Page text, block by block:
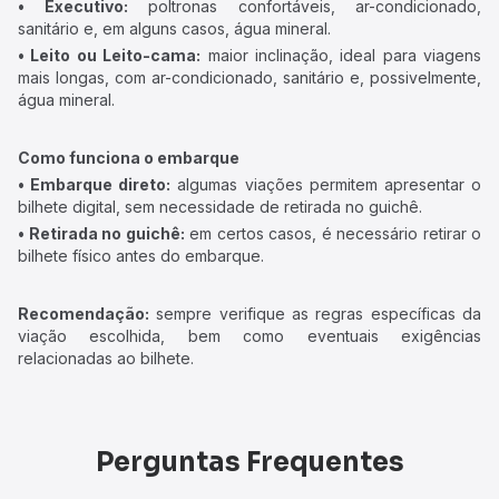
• Executivo: poltronas confortáveis, ar-condicionado,
sanitário e, em alguns casos, água mineral.
• Leito ou Leito-cama: maior inclinação, ideal para viagens
mais longas, com ar-condicionado, sanitário e, possivelmente,
água mineral.
Como funciona o embarque
• Embarque direto: algumas viações permitem apresentar o
bilhete digital, sem necessidade de retirada no guichê.
• Retirada no guichê: em certos casos, é necessário retirar o
bilhete físico antes do embarque.
Recomendação: sempre verifique as regras específicas da
viação escolhida, bem como eventuais exigências
relacionadas ao bilhete.
Perguntas Frequentes